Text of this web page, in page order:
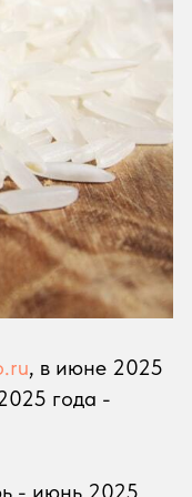
, в июне 2025
года -
- июнь 2025